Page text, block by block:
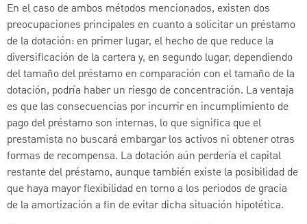
En el caso de ambos métodos mencionados, existen dos
preocupaciones principales en cuanto a solicitar un préstamo
de la dotación: en primer lugar, el hecho de que reduce la
diversificación de la cartera y, en segundo lugar, dependiendo
del tamaño del préstamo en comparación con el tamaño de la
dotación, podría haber un riesgo de concentración. La ventaja
es que las consecuencias por incurrir en incumplimiento de
pago del préstamo son internas, lo que significa que el
prestamista no buscará embargar los activos ni obtener otras
formas de recompensa. La dotación aún perdería el capital
restante del préstamo, aunque también existe la posibilidad de
que haya mayor flexibilidad en torno a los periodos de gracia
de la amortización a fin de evitar dicha situación hipotética.